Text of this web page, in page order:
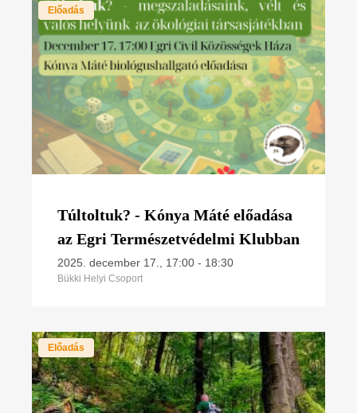
Előadás
Túltoltuk? - Kónya Máté előadása
az Egri Természetvédelmi Klubban
2025. december 17., 17:00 - 18:30
Bükki Helyi Csoport
Előadás